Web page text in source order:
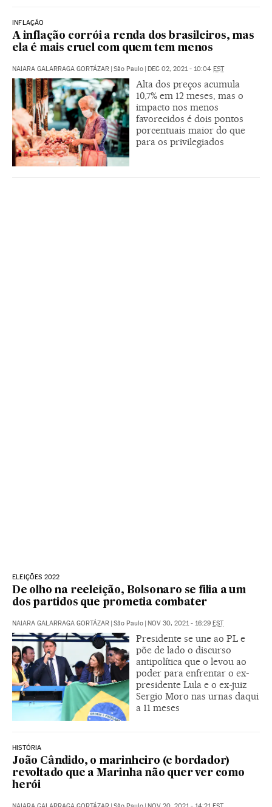
INFLAÇÃO
A inflação corrói a renda dos brasileiros, mas
ela é mais cruel com quem tem menos
NAIARA GALARRAGA GORTÁZAR São Paulo DEC 02, 2021 - 10:04 EST
Alta dos preços acumula
10,7% em 12 meses, mas o
impacto nos menos
favorecidos é dois pontos
porcentuais maior do que
para os privilegiados
ELEIÇÕES 2022
De olho na reeleição, Bolsonaro se filia a um
dos partidos que prometia combater
NAIARA GALARRAGA GORTÁZAR | São Paulo | NOV 30, 2021 - 16:29 EST
Presidente se une ao PL e
põe de lado o discurso
antipolítica que o levou ao
poder para enfrentar o ex-
presidente Lula e o ex-juiz
Sergio Moro nas urnas daqui
a 11 meses
HISTÓRIA
João Cândido, o marinheiro (e bordador)
revoltado que a Marinha não quer ver como
herói